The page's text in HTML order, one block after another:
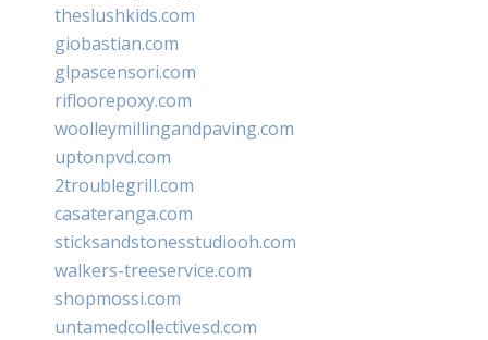
theslushkids.com
giobastian.com
glpascensori.com
rifloorepoxy.com
woolleymillingandpaving.com
uptonpvd.com
2troublegrill.com
casateranga.com
sticksandstonesstudiooh.com
walkers-treeservice.com
shopmossi.com
untamedcollectivesd.com